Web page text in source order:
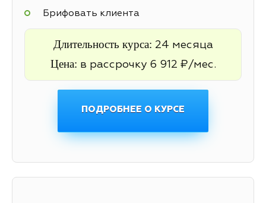
Брифовать клиента
Длительность курса: 24 месяца
Цена: в рассрочку 6 912 ₽/мес.
ПОДРОБНЕЕ О КУРСЕ